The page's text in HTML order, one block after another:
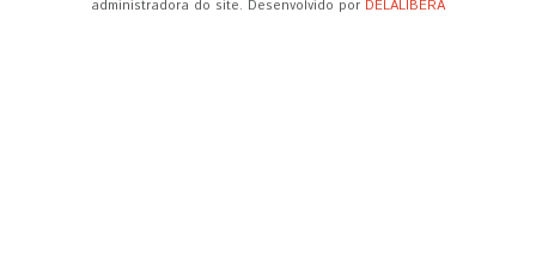
administradora do site. Desenvolvido por DELALÍBERA